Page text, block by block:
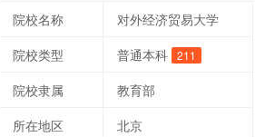
院校名称
对外经济贸易大学
院校类型
普通本科 211
院校隶属
教育部
所在地区
北京